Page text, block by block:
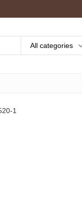
All categories
1